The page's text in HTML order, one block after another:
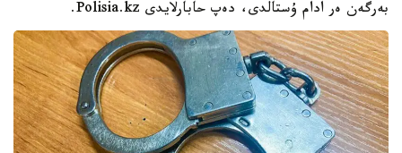
بەرگەن ەر ادام ۇستالدى، دەپ حابارلايدى Polisia.kz.